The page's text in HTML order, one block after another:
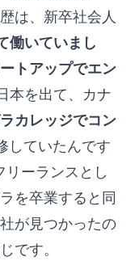
は、新卒社会人
働いていまし
トアップでエン
本を出て、カナ
カレッジでコン
していたんです
リーランスとし
を卒業すると同
が見つかったの
です。